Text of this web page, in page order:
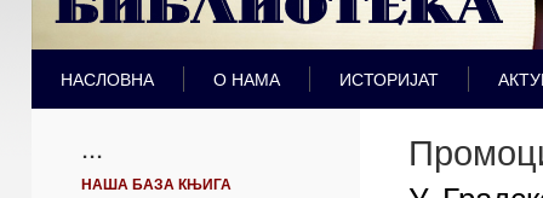
НАСЛОВНА О НАМА ИСТОРИЈАТ
...
НАША БАЗА КЊИГА